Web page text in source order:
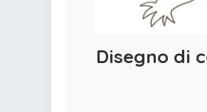
Disegno di